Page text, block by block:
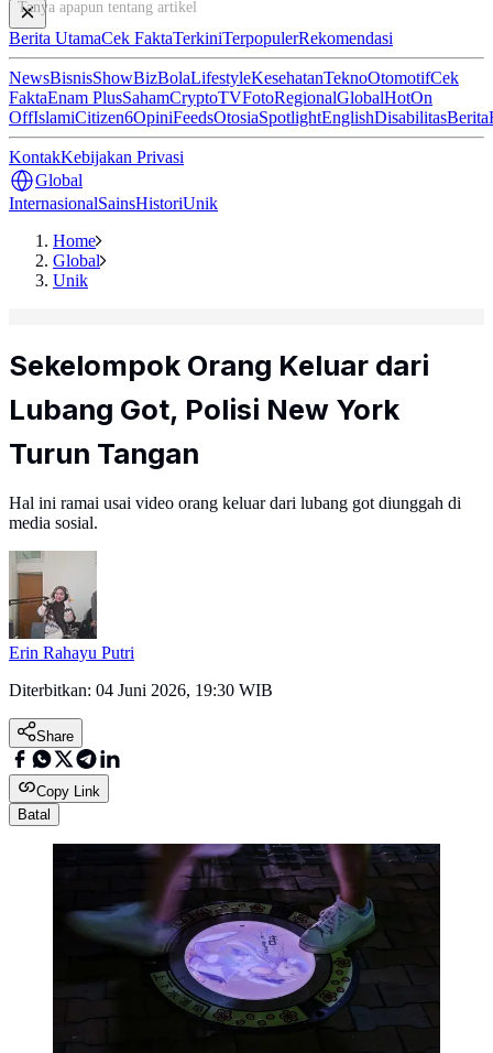
Tanya apapun tentang artikel ini...
Berita UtamaCek FaktaTerkiniTerpopulerRekomendasi
NewsBisnisShowBizBolaLifestyleKesehatanTeknoOtomotifCek
FaktaEnam PlusSahamCryptoTVFotoRegionalGlobalHotOn
OffIslamiCitizen6OpiniFeedsOtosiaSpotlightEnglishDisabilitasBerita
KontakKebijakan Privasi
Global
InternasionalSainsHistoriUnik
Home
Global
Unik
Sekelompok Orang Keluar dari
Lubang Got, Polisi New York
Turun Tangan
Hal ini ramai usai video orang keluar dari lubang got diunggah di
media sosial.
Erin Rahayu Putri
Diterbitkan: 04 Juni 2026, 19:30 WIB
Share
Copy Link
Batal